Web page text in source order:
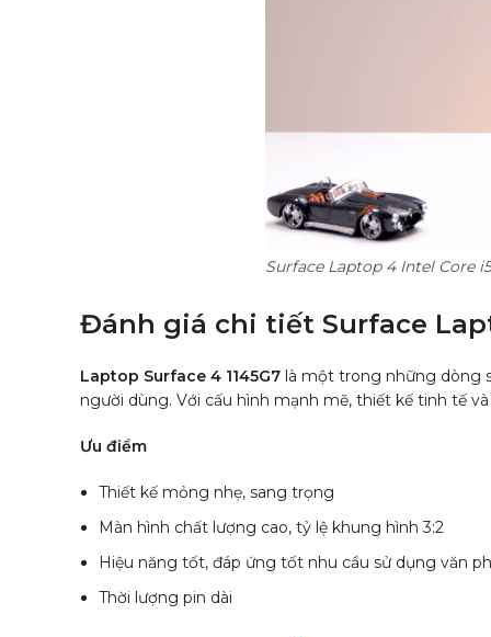
Surface Laptop 4 Intel Core i5
Đánh giá chi tiết Surface
Laptop Surface 4 1145G7 là một trong những dòng
người dùng. Với cấu hình mạnh mẽ, thiết kế tinh tế
Ưu điểm
Thiết kế mỏng nhẹ, sang trọng
Màn hình chất lượng cao, tỷ lệ khung hình 3:2
Hiệu năng tốt, đáp ứng tốt nhu cầu sử dụng văn
Thời lượng pin dài